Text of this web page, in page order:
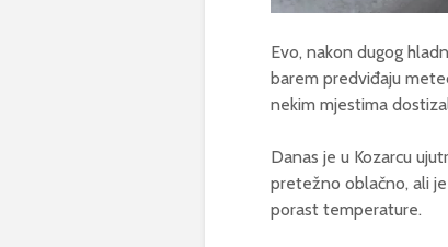
Evo, nakon dugog
barem predviđaju
nekim mjestima
Danas je u Kozarcu
pretežno oblačno, ali
porast temperature.